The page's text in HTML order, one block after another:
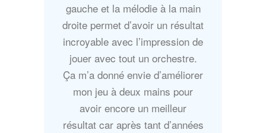
gauche et la mélodie à la main
droite permet d’avoir un résultat
incroyable avec l’impression de
jouer avec tout un orchestre.
Ça m’a donné envie d’améliorer
mon jeu à deux mains pour
avoir encore un meilleur
résultat car après tant d’années